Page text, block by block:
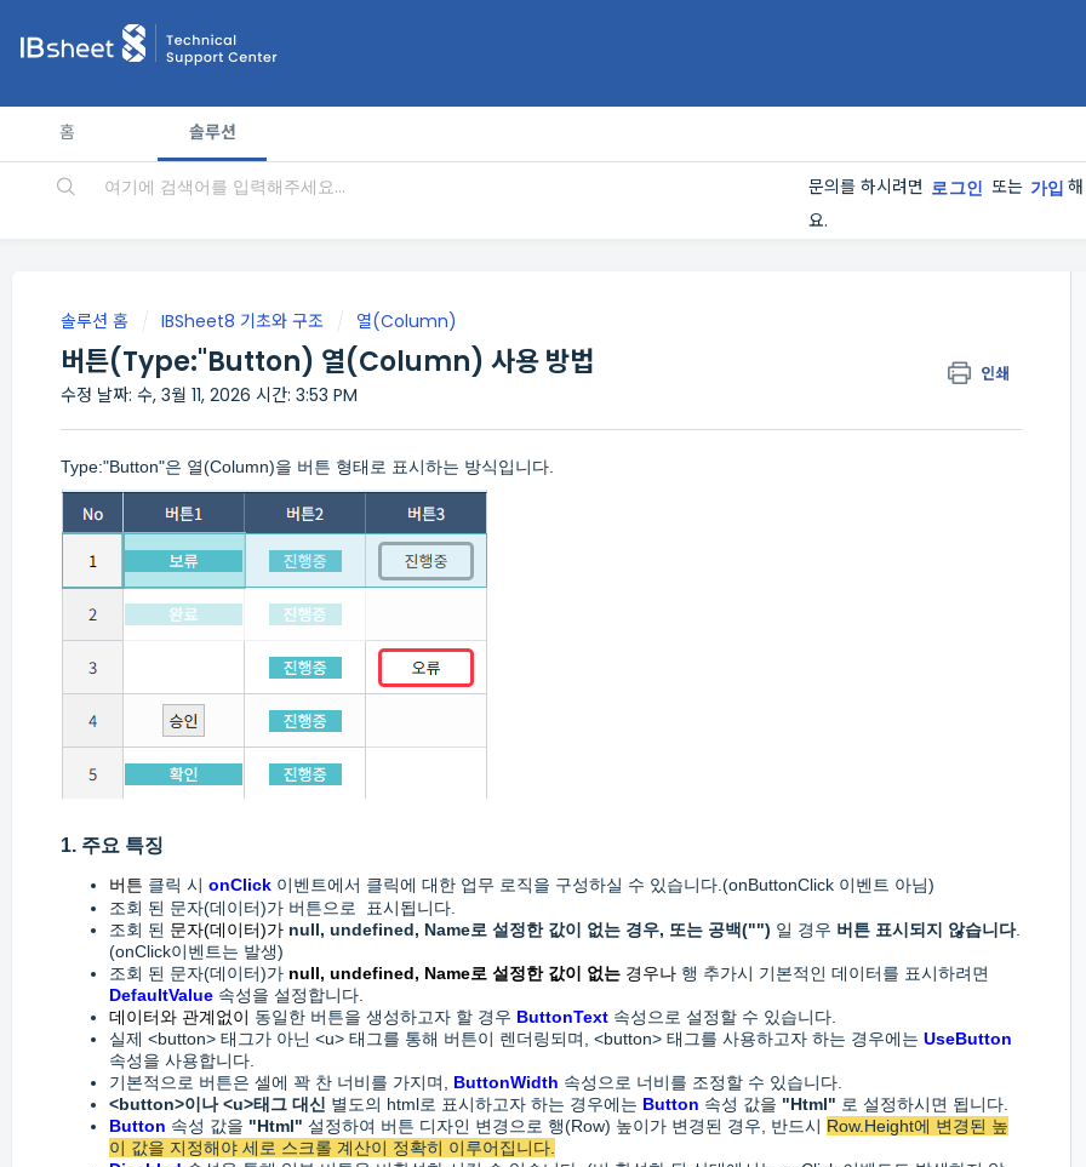
홈 솔루션
문의를 하시려면 로그인 또는 가입
요.
솔루션 홈 IBSheet8 기초와 구조 열(Column)
버튼(Type:"Button) 열(Column) 사용 방법 인쇄
수정 날짜: 수, 3월 11, 2026 시간: 3:53 PM
Type:"Button"은 열(Column)을 버튼 형태로 표시하는 방식입니다.
1. 주요 특징
버튼 클릭 시 onClick 이벤트에서 클릭에 대한 업무 로직을 구성하실 수 있습니다.(onButtonClick 이벤트 아님)
조회 된 문자(데이터)가 버튼으로 표시됩니다.
조회 된 문자(데이터)가 null, undefined, Name로 설정한 값이 없는 경우, 또는 공백("") 일 경우 버튼 표시되지 않습니다.
(onClick이벤트는 발생)
조회 된 문자(데이터)가 null, undefined, Name로 설정한 값이 없는 경우나 행 추가시 기본적인 데이터를 표시하려면
DefaultValue 속성을 설정합니다.
데이터와 관계없이 동일한 버튼을 생성하고자 할 경우 ButtonText 속성으로 설정할 수 있습니다.
실제 <button> 태그가 아닌 <u> 태그를 통해 버튼이 렌더링되며, <button> 태그를 사용하고자 하는 경우에는 UseButton
속성을 사용합니다.
기본적으로 버튼은 셀에 꽉 찬 너비를 가지며, ButtonWidth 속성으로 너비를 조정할 수 있습니다.
<button>이나 <u>태그 대신 별도의 html로 표시하고자 하는 경우에는 Button 속성 값을 "Html" 로 설정하시면 됩니다.
Button 속성 값을 "Html" 설정하여 버튼 디자인 변경으로 행(Row) 높이가 변경된 경우, 반드시 Row.Height에 변경된 높
이 값을 지정해야 세로 스크롤 계산이 정확히 이루어집니다.